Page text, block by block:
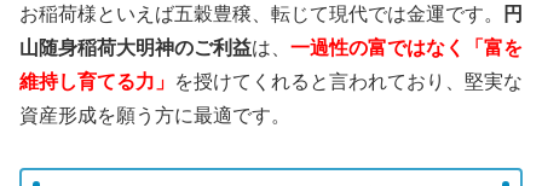
お稲荷様といえば五穀豊穣、転じて現代では金運です。
円
山随身稲荷大明神のご利益は、 一過性の富ではなく「富を
維持し育てる力」 を授けてくれると言われており、堅実な
資産形成を願う方に最適です。